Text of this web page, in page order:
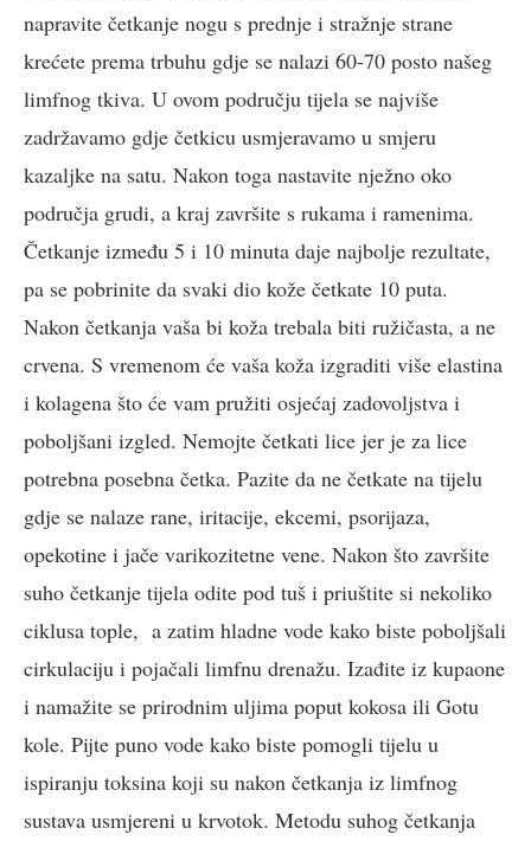
napravite četkanje nogu s prednje i stražnje strane
krećete prema trbuhu gdje se nalazi 60-70 posto našeg
limfnog tkiva. U ovom području tijela se najviše
zadržavamo gdje četkicu usmjeravamo u smjeru
kazaljke na satu. Nakon toga nastavite nježno oko
područja grudi, a kraj završite s rukama i ramenima.
Četkanje između 5 i 10 minuta daje najbolje rezultate,
pa se pobrinite da svaki dio kože četkate 10 puta.
Nakon četkanja vaša bi koža trebala biti ružičasta, a ne
crvena. S vremenom će vaša koža izgraditi više elastina
i kolagena što će vam pružiti osjećaj zadovoljstva i
poboljšani izgled. Nemojte četkati lice jer je za lice
potrebna posebna četka. Pazite da ne četkate na tijelu
gdje se nalaze rane, iritacije, ekcemi, psorijaza,
opekotine i jače varikozitetne vene. Nakon što završite
suho četkanje tijela odite pod tuš i priuštite si nekoliko
ciklusa tople, a zatim hladne vode kako biste poboljšali
cirkulaciju i pojačali limfnu drenažu. Izađite iz kupaone
i namažite se prirodnim uljima poput kokosa ili Gotu
kole. Pijte puno vode kako biste pomogli tijelu u
ispiranju toksina koji su nakon četkanja iz limfnog
sustava usmjereni u krvotok. Metodu suhog četkanja